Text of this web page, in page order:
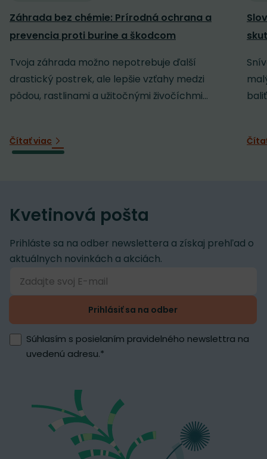
Záhrada bez chémie: Prírodná ochrana a
prevencia proti burine a škodcom
Tvoja záhrada možno nepotrebuje ďalší
drastický postrek, ale lepšie vzťahy medzi
pôdou, rastlinami a užitočnými živočíchmi...
Čítať viac
Kvetinová pošta
Prihláste sa na odber newslettera a získaj prehľad o
aktuálnych novinkách a akciách.
Prihlásiť sa na odber
Súhlasím s posielaním pravidelného newslettra na
uvedenú adresu.*